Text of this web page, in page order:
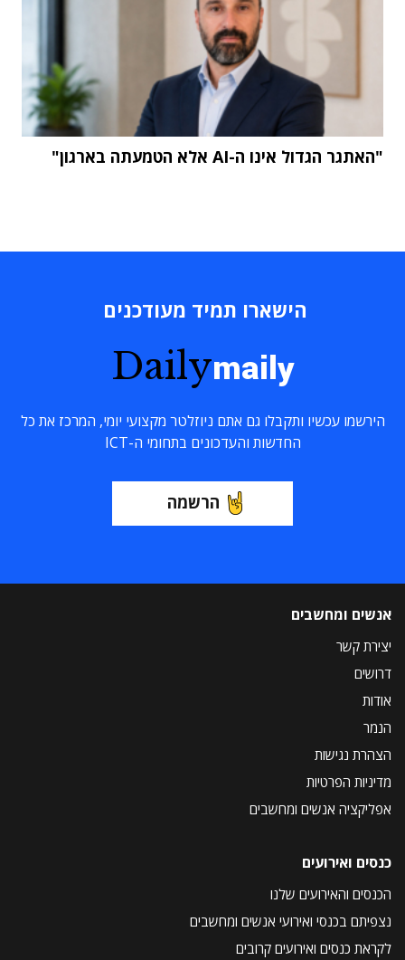
"האתגר הגדול אינו ה-AI אלא הטמעתה בארגון"
הישארו תמיד מעודכנים
Dailymaily
הירשמו עכשיו ותקבלו גם אתם ניוזלטר מקצועי יומי, המרכז את כל
החדשות והעדכונים בתחומי ה-ICT
הרשמה
אנשים ומחשבים
יצירת קשר
דרושים
אודות
הנמר
הצהרת נגישות
מדיניות הפרטיות
אפליקציה אנשים ומחשבים
כנסים ואירועים
הכנסים והאירועים שלנו
נצפיתם בכנסי ואירועי אנשים ומחשבים
לקראת כנסים ואירועים קרובים